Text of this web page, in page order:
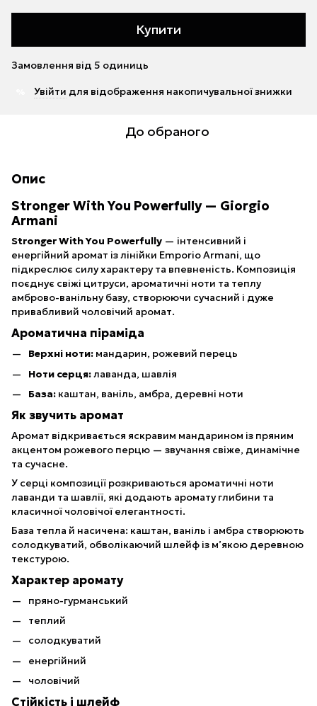
Купити
Замовлення від 5 одиниць
Увійти для відображення накопичувальної знижки
До обраного
Опис
Stronger With You Powerfully — Giorgio
Armani
Stronger With You Powerfully — інтенсивний і
енергійний аромат із лінійки Emporio Armani, що
підкреслює силу характеру та впевненість. Композиція
поєднує свіжі цитруси, ароматичні ноти та теплу
амброво-ванільну базу, створюючи сучасний і дуже
привабливий чоловічий аромат.
Ароматична піраміда
Верхні ноти: мандарин, рожевий перець
Ноти серця:лаванда, шавлія
База: каштан, ваніль, амбра, деревні ноти
Як звучить аромат
Аромат відкривається яскравим мандарином із пряним
акцентом рожевого перцю — звучання свіже, динамічне
та сучасне.
У серці композиції розкриваються ароматичні ноти
лаванди та шавлії, які додають аромату глибини та
класичної чоловічої елегантності.
База тепла й насичена: каштан, ваніль і амбра створюють
солодкуватий, обволікаючий шлейф із м’якою деревною
текстурою.
Характер аромату
пряно-гурманський
теплий
солодкуватий
енергійний
чоловічий
Стійкість і шлейф